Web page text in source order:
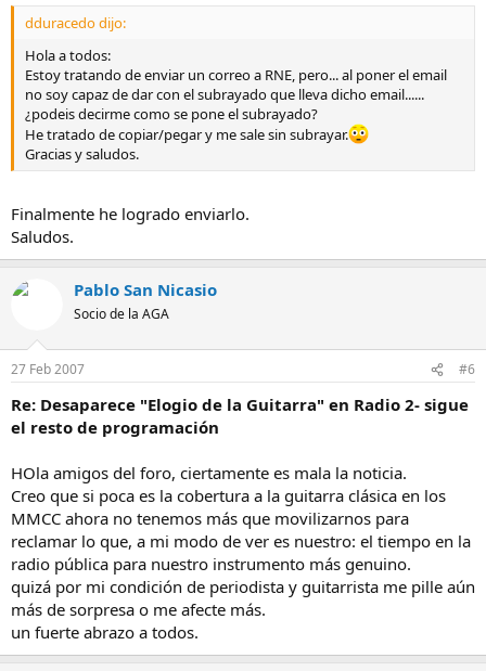
dduracedo dijo:
Hola a todos:
Estoy tratando de enviar un correo a RNE, pero... al poner el email
no soy capaz de dar con el subrayado que lleva dicho email......
¿podeis decirme como se pone el subrayado?
He tratado de copiar/pegar y me sale sin subrayar.
Gracias y saludos.
Finalmente he logrado enviarlo.
Saludos.
Pablo San Nicasio
Socio de la AGA
27 Feb 2007 #6
Re: Desaparece "Elogio de la Guitarra" en Radio 2- sigue
el resto de programación
HOla amigos del foro, ciertamente es mala la noticia.
Creo que si poca es la cobertura a la guitarra clásica en los
MMCC ahora no tenemos más que movilizarnos para
reclamar lo que, a mi modo de ver es nuestro: el tiempo en la
radio pública para nuestro instrumento más genuino.
quizá por mi condición de periodista y guitarrista me pille aún
más de sorpresa o me afecte más.
un fuerte abrazo a todos.